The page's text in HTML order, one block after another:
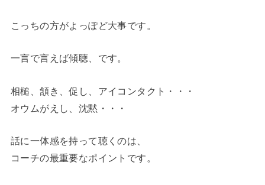
こっちの方がよっぽど大事です。
一言で言えば傾聴、です。
相槌、頷き、促し、アイコンタクト・・・
オウムがえし、沈黙・・・
話に一体感を持って聴くのは、
コーチの最重要なポイントです。